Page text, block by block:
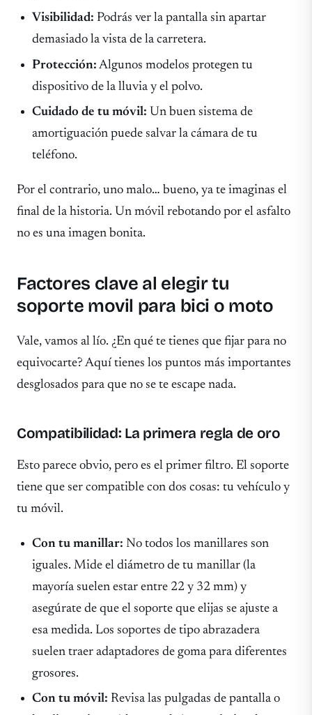
Visibilidad: Podrás ver la pantalla sin apartar
demasiado la vista de la carretera.
Protección: Algunos modelos protegen tu
dispositivo de la lluvia y el polvo.
Cuidado de tu móvil: Un buen sistema de
amortiguación puede salvar la cámara de tu
teléfono.
Por el contrario, uno malo… bueno, ya te imaginas el
final de la historia. Un móvil rebotando por el asfalto
no es una imagen bonita.
Factores clave al elegir tu
soporte movil para bici o moto
Vale, vamos al lío. ¿En qué te tienes que fijar para no
equivocarte? Aquí tienes los puntos más importantes
desglosados para que no se te escape nada.
Compatibilidad: La primera regla de oro
Esto parece obvio, pero es el primer filtro. El soporte
tiene que ser compatible con dos cosas: tu vehículo y
tu móvil.
Con tu manillar: No todos los manillares son
iguales. Mide el diámetro de tu manillar (la
mayoría suelen estar entre 22 y 32 mm) y
asegúrate de que el soporte que elijas se ajuste a
esa medida. Los soportes de tipo abrazadera
suelen traer adaptadores de goma para diferentes
grosores.
Con tu móvil: Revisa las pulgadas de pantalla o